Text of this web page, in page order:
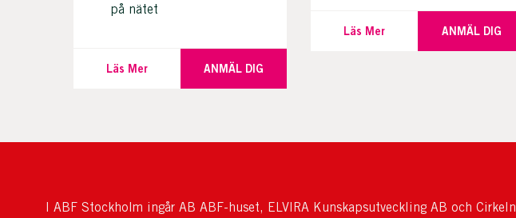
på nätet
Läs Mer ANMÄL DIG
Läs Mer ANMÄL DIG
I ABF Stockholm ingår AB ABF-huset, ELVIRA Kunskapsutveckling AB och Cirkeln